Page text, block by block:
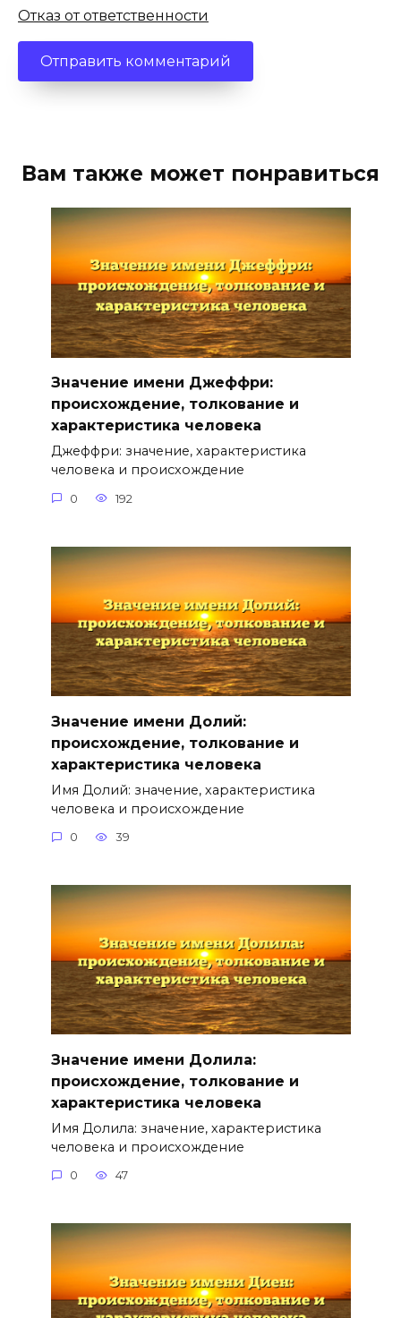
Отказ от ответственности
Вам также может понравиться
Значение имени Джеффри:
происхождение, толкование и
характеристика человека
Джеффри: значение, характеристика
человека и происхождение
0 192
Значение имени Долий:
происхождение, толкование и
характеристика человека
Имя Долий: значение, характеристика
человека и происхождение
0 39
Значение имени Долила:
происхождение, толкование и
характеристика человека
Имя Долила: значение, характеристика
человека и происхождение
0 47